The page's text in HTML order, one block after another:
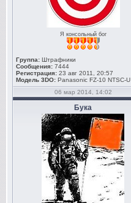
Я консольный бог
Группа: Штрафники
Сообщения: 7444
Регистрация: 23 авг 2011, 20:57
Модель 3DO: Panasonic FZ-10 NTSC-U
06 мар 2014, 14:02
Бука